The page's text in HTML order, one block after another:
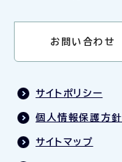
お問い合わせ
サイトポリシー
個人情報保護方針
サイトマップ